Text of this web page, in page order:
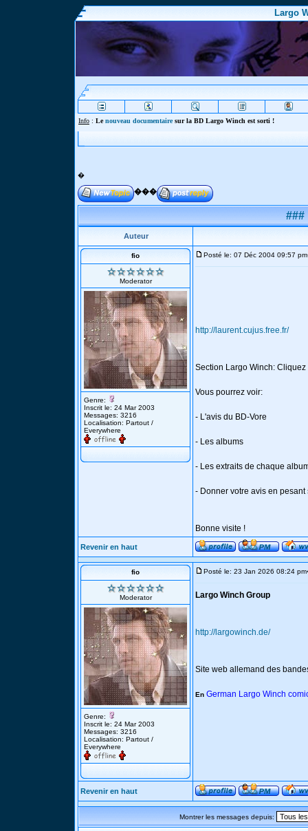
Largo
Info : Lenouveau documentairesur la BD Largo Winch est sorti !
�
���
###
Auteur
fio
Moderator
Genre:
Inscrit le: 24 Mar 2003
Messages: 3216
Localisation: Partout /
Everywhere
Posté le: 07 Déc 2004 09:57 pm
http://laurent.cujus.free.fr/
Section Largo Winch:
Vous pourrez voir:
- L'avis du BD-Vore
- Les albums
- Les extraits de chaque
- Donner votre avis en
Bonne visite !
Revenir en haut
fio
Moderator
Genre:
Inscrit le: 24 Mar 2003
Messages: 3216
Localisation: Partout /
Everywhere
Posté le: 23 Jan 2026 08:24 pm
Largo Winch Group
http://largowinch.de/
Site web allemand des
En German Largo Winch
Revenir en haut
Montrer les messages depuis: